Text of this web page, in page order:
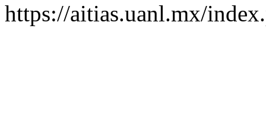
https://aitias.uanl.mx/